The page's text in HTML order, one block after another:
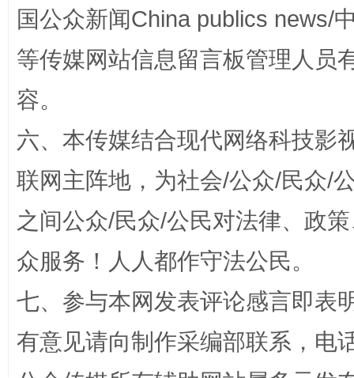
扯下公款旅游的“隐身衣” 如何以
“蜀中异人”王建安的艺术幻境
国公众新闻China publics news/
等传媒网站信息留言板管理人员
容。
六、本传媒结合现代网络科技影
联网主阵地，为社会/公众/民众/
之间公众/民众/公民对法律、政
众服务！人人都作守法公民。
七、参与本网发表评论感言即表
有意见请向制作采编部联系，电